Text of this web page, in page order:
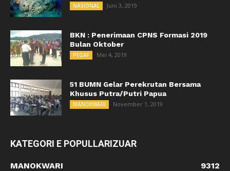
NASIONAL Juni 3, 2019
BKN : Penerimaan CPNS Formasi 2019
Bulan Oktober
PEGAF Mei 4, 2019
51 BUMN Gelar Perekrutan Bersama
Khusus Putra/Putri Papua
MANOKWARI November 1, 2019
KATEGORI E POPULLARIZUAR
MANOKWARI
9312